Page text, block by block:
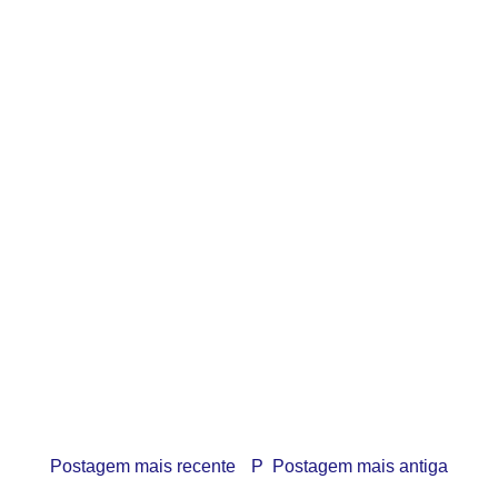
Postagem mais recente Postagem mais antiga
P